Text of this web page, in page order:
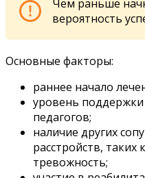
Чем раньше
вероятность
Основные факторы:
раннее начало
уровень
педагогов;
наличие других
расстройств, таких
тревожность;